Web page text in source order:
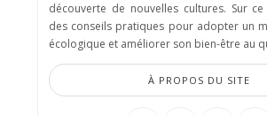
découverte de nouvelles cultures. Sur
des conseils pratiques pour adopter un
écologique et améliorer son bien-être au
À PROPOS DU SITE